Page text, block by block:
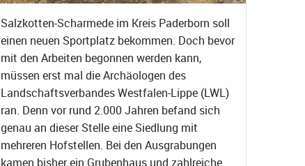
Salzkotten-Scharmede im Kreis Paderborn soll
einen neuen Sportplatz bekommen. Doch bevor
mit den Arbeiten begonnen werden kann,
müssen erst mal die Archäologen des
Landschaftsverbandes Westfalen-Lippe (LWL)
ran. Denn vor rund 2.000 Jahren befand sich
genau an dieser Stelle eine Siedlung mit
mehreren Hofstellen. Bei den Ausgrabungen
kamen bisher ein Grubenhaus und zahlreiche